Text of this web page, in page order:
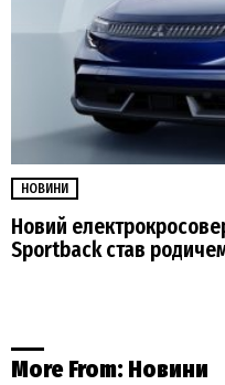
НОВИНИ
Новий
Sportback став
More From: Новини